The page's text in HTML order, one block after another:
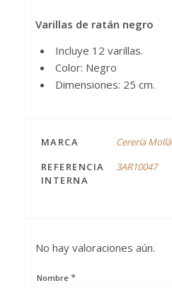
Varillas de ratán negro
Incluye 12 varillas.
Color: Negro
Dimensiones: 25 cm.
MARCA
Cerería Mollà
REFERENCIA
INTERNA
3AR10047
No hay valoraciones aún.
Nombre *